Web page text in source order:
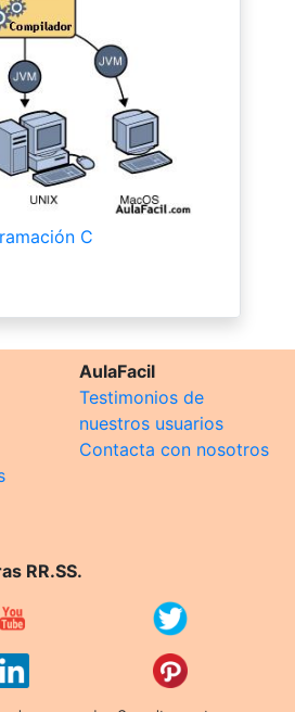
C
AulaFacil
Testimonios de
nuestros usuarios
Contacta con nosotros
RR.SS.